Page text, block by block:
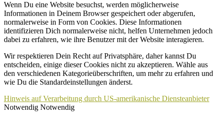
Wenn Du eine Website besuchst, werden möglicherweise
Informationen in Deinem Browser gespeichert oder abgerufen,
normalerweise in Form von Cookies. Diese Informationen
identifizieren Dich normalerweise nicht, helfen Unternehmen jedoch
dabei zu erfahren, wie ihre Benutzer mit der Website interagieren.
Wir respektieren Dein Recht auf Privatsphäre, daher kannst Du
entscheiden, einige dieser Cookies nicht zu akzeptieren. Wähle aus
den verschiedenen Kategorieüberschriften, um mehr zu erfahren und
wie Du die Standardeinstellungen änderst.
Hinweis auf Verarbeitung durch US-amerikanische Diensteanbieter
Notwendig Notwendig